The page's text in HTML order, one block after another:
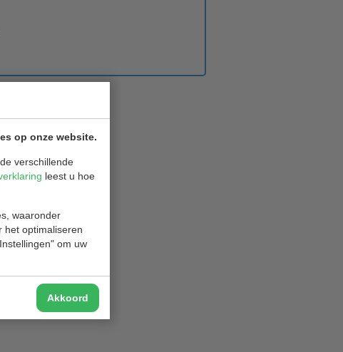
op onze website.
verschillende
leest u hoe
waaronder
het optimaliseren
om uw
Akkoord